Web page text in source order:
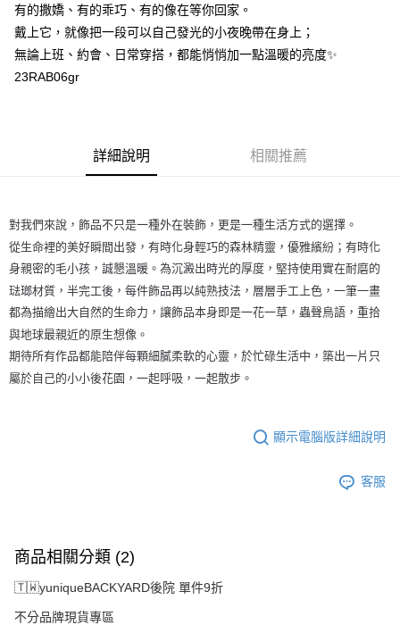
海外配送
有的撒嬌、有的乖巧、有的像在等你回家。
戴上它，就像把一段可以自己發光的小夜晚帶在身上；
無論上班、約會、日常穿搭，都能悄悄加一點溫暖的亮度✨
23RAB06gr
詳細說明 相關推薦
對我們來說，飾品不只是一種外在裝飾，更是一種生活方式的選擇。
從生命裡的美好瞬間出發，有時化身輕巧的森林精靈，優雅繽紛；有時化
身親密的毛小孩，誠懇溫暖。為沉澱出時光的厚度，堅持使用實在耐磨的
琺瑯材質，半完工後，每件飾品再以純熟技法，層層手工上色，一筆一畫
都為描繪出大自然的生命力，讓飾品本身即是一花一草，蟲聲鳥語，重拾
與地球最親近的原生想像。
期待所有作品都能陪伴每顆細膩柔軟的心靈，於忙碌生活中，築出一片只
屬於自己的小小後花園，一起呼吸，一起散步。
顯示電腦版詳細說明
客服
商品相關分類 (2)
🇹🇼yuniqueBACKYARD後院 單件9折
不分品牌現貨專區